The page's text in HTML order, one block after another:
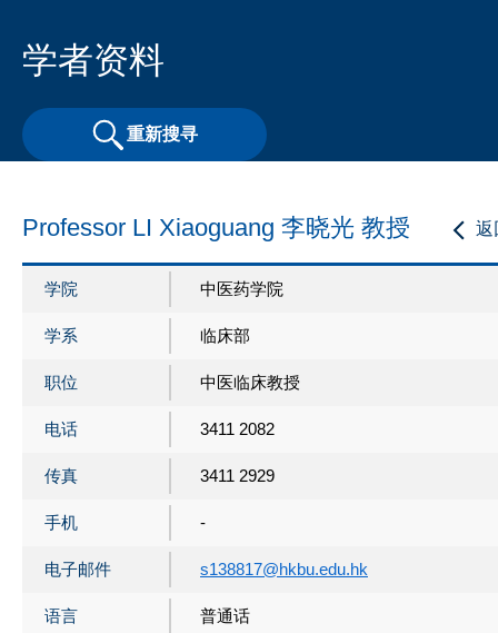
学者资料
重新搜寻
返
Professor LI Xiaoguang 李晓光 教授
学院 中医药学院
学系 临床部
职位 中医临床教授
电话 3411 2082
传真 3411 2929
手机 -
电子邮件 s138817@hkbu.edu.hk
语言 普通话